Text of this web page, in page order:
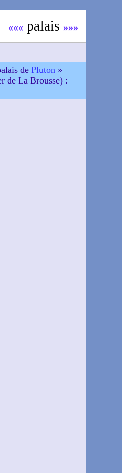
««« pa­lais »»»
de Pluton»
de La Brousse) :